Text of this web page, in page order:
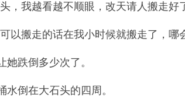
，我越看越不顺眼，改天请人搬走好
以搬走的话在我小时候就搬走了，哪
跌倒多少次了。
倒在大石头的四周。